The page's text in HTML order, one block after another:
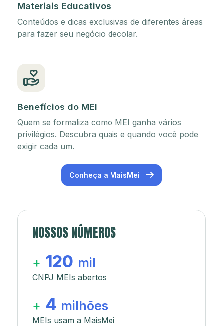
Materiais Educativos
Conteúdos e dicas exclusivas de diferentes áreas
para fazer seu negócio decolar.
Benefícios do MEI
Quem se formaliza como MEI ganha vários
privilégios. Descubra quais e quando você pode
exigir cada um.
Conheça a MaisMei
NOSSOS NÚMEROS
+ 120 mil
CNPJ MEIs abertos
+ 4 milhões
MEIs usam a MaisMei